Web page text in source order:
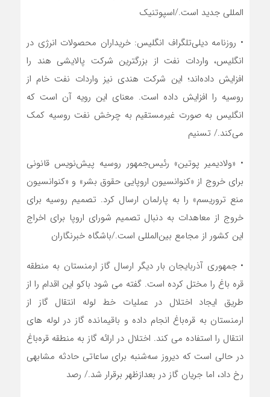
المللی جدید است./اسپوتنیک
• روزنامه دیلی‌تلگراف انگلیس: خریداران محصولات انرژی در
انگلیس، واردات نفت از بزرگترین شرکت پالایشی هند را
افزایش داده‌اند؛ این شرکت هندی نیز واردات نفت خام از
روسیه را افزایش داده است. معنای این رویه آن است که
انگلیس به صورت غیرمستقیم به چرخش نفت روسیه کمک
می‌کند./ تسنیم
• «ولادیمیر پوتین» رئیس‌جمهور روسیه پیش‌نویس قانونی
برای خروج از «کنوانسیون اروپایی حقوق بشر» و «کنوانسیون
منع تروریسم» را به پارلمان ارسال کرد. تصمیم روسیه برای
خروج از معاهدات به دنبال تصمیم شورای اروپا برای اخراج
این کشور از مجامع بین‌المللی است./باشگاه خبرنگاران
• جمهوری آذربایجان بار دیگر ارسال گاز ارمنستان به منطقه
قره باغ را مختل کرده است. گفته می شود باکو این اقدام را از
طریق ایجاد اختلال در عملیات خط لوله انتقال گاز از
ارمنستان به قره‌باغ انجام داده و باقیمانده گاز در لوله های
انتقال را استفاده می کند. اختلال در ارائه گاز به منطقه قره‌باغ
در حالی است که دیروز سه‌شنبه برای ساعاتی حادثه مشابهی
رخ داد، اما جریان گاز در بعدازظهر برقرار شد./ رصد